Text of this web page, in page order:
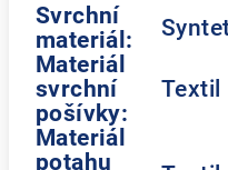
Svrchní
materiál:
Materiál
svrchní
pošívky:
Textil
Materiál
potahu